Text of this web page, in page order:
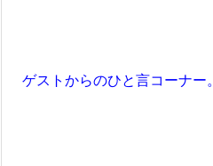
ゲストからのひと言コーナー。